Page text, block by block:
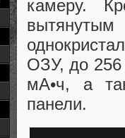
камеру.
ОЗУ, до 256
мА•ч, а
панели.